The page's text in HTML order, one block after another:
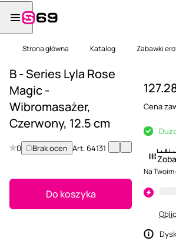
Strona główna Katalog Zabawki
B - Series Lyla Rose
Magic -
Wibromasażer,
Czerwony, 12.5 cm
0 Brak ocen Art.64131
Do koszyka
Cena
Na Twoim